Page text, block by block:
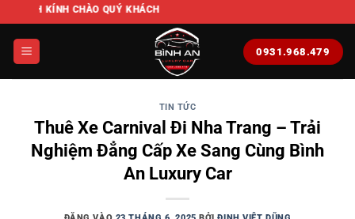
qua
dung
CHÀO QUÝ KHÁCH
0931.968.479
TIN TỨC
Thuê Xe Carnival Đi Nha Trang – Trải
Nghiệm Đẳng Cấp Xe Sang Cùng Bình
An Luxury Car